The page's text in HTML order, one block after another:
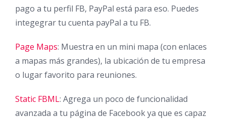
pago a tu perfil FB, PayPal está para eso. Puedes
integegrar tu cuenta payPal a tu FB.
Page Maps: Muestra en un mini mapa (con enlaces
a mapas más grandes), la ubicación de tu empresa
o lugar favorito para reuniones.
Static FBML: Agrega un poco de funcionalidad
avanzada a tu página de Facebook ya que es capaz